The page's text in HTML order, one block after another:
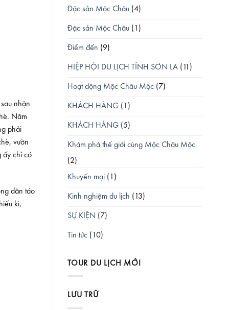
nhận
Năm
phải
vườn
ấy chỉ có
dân táo
kì,
Đặc sản Mộc Châu (4)
Đặc sản Mộc Châu (1)
Điểm đến (9)
HIỆP HỘI DU LỊCH TỈNH SƠN LA (11)
Hoạt động Mộc Châu Mộc (7)
KHÁCH HÀNG (1)
KHÁCH HÀNG (5)
Khám phá thế giới cùng Mộc Châu Mộc
(2)
Khuyến mại (1)
Kinh nghiệm du lịch (13)
SỰ KIỆN (7)
Tin tức (10)
TOUR DU LỊCH MỚI
LƯU TRỮ